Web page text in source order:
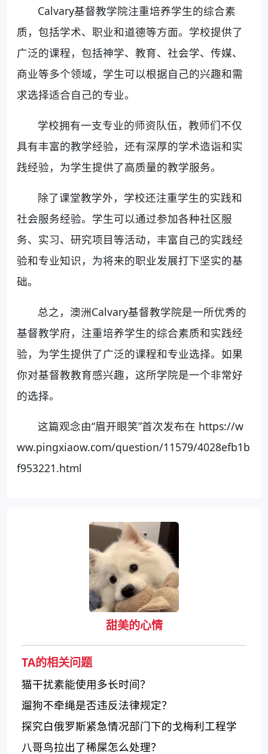
Calvary基督教学院注重培养学生的综合素
质，包括学术、职业和道德等方面。学校提供了
广泛的课程，包括神学、教育、社会学、传媒、
商业等多个领域，学生可以根据自己的兴趣和需
求选择适合自己的专业。
学校拥有一支专业的师资队伍，教师们不仅
具有丰富的教学经验，还有深厚的学术造诣和实
践经验，为学生提供了高质量的教学服务。
除了课堂教学外，学校还注重学生的实践和
社会服务经验。学生可以通过参加各种社区服
务、实习、研究项目等活动，丰富自己的实践经
验和专业知识，为将来的职业发展打下坚实的基
础。
总之，澳洲Calvary基督教学院是一所优秀的
基督教学府，注重培养学生的综合素质和实践经
验，为学生提供了广泛的课程和专业选择。如果
你对基督教教育感兴趣，这所学院是一个非常好
的选择。
这篇观念由“眉开眼笑”首次发布在 https://w
ww.pingxiaow.com/question/11579/4028efb1b
f953221.html
甜美的心情
TA的相关问题
猫干扰素能使用多长时间？
遛狗不牵绳是否违反法律规定？
探究白俄罗斯紧急情况部门下的戈梅利工程学
院
八哥鸟拉出了稀屎怎么处理？